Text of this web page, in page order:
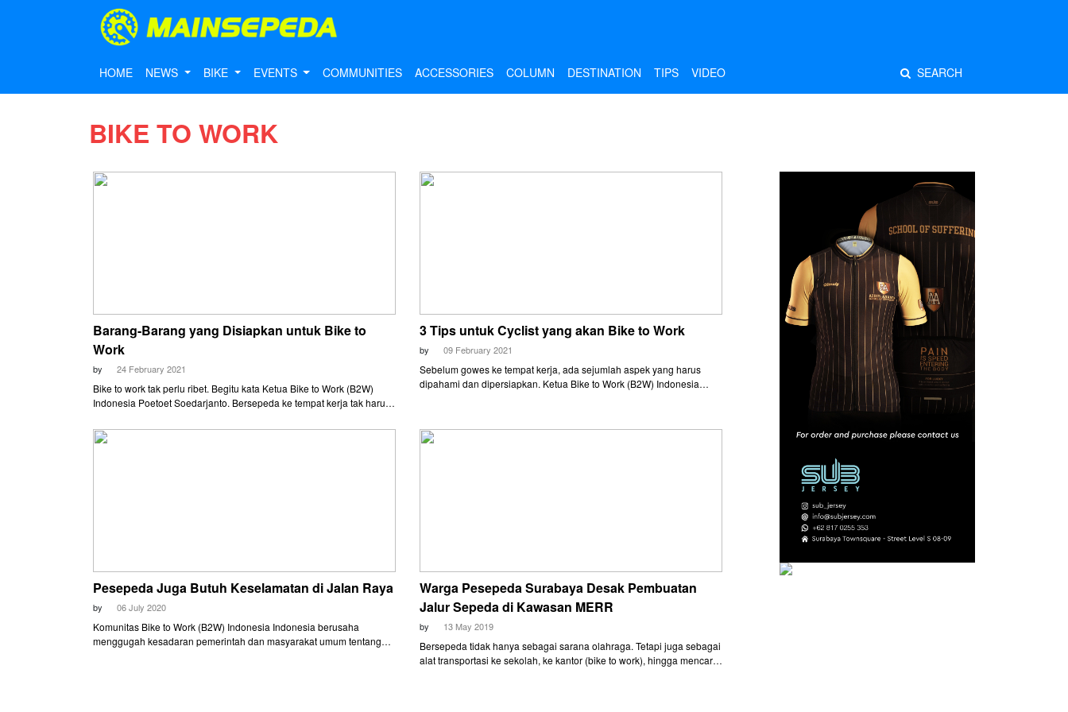
HOME NEWS BIKE EVENTS COMMUNITIES ACCESSORIES COLUMN DESTINATION TIPS VIDEO SEARCH
BIKE TO WORK
Barang-Barang yang Disiapkan untuk Bike to
Work
by 24 February 2021
Bike to work tak perlu ribet. Begitu kata Ketua Bike to Work (B2W)
Indonesia Poetoet Soedarjanto. Bersepeda ke tempat kerja tak harus
3 Tips untuk Cyclist yang akan Bike to Work
by 09 February 2021
Sebelum gowes ke tempat kerja, ada sejumlah aspek yang harus
dipahami dan dipersiapkan. Ketua Bike to Work (B2W) Indonesia
Pesepeda Juga Butuh Keselamatan di Jalan Raya
by 06 July 2020
Komunitas Bike to Work (B2W) Indonesia Indonesia berusaha
menggugah kesadaran pemerintah dan masyarakat umum tentang
Warga Pesepeda Surabaya Desak Pembuatan
Jalur Sepeda di Kawasan MERR
by 13 May 2019
Bersepeda tidak hanya sebagai sarana olahraga. Tetapi juga sebagai
alat transportasi ke sekolah, ke kantor (bike to work), hingga mencari